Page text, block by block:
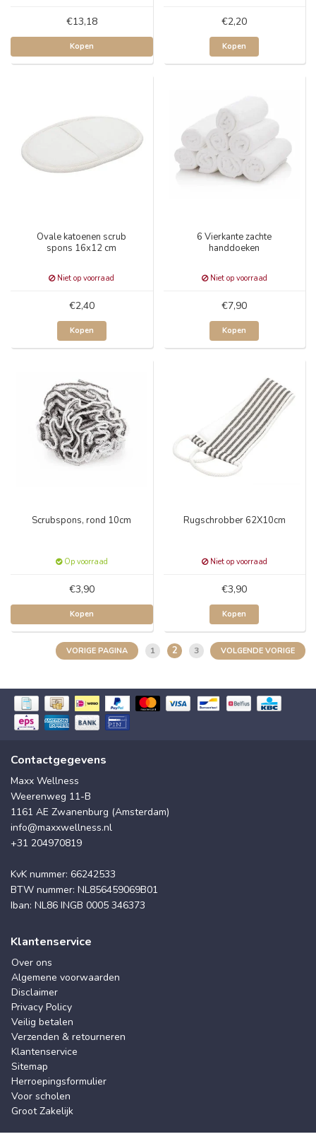
€13,18
Kopen
€2,20
Kopen
Ovale katoenen scrub
spons 16x12 cm
Niet op voorraad
€2,40
Kopen
6 Vierkante zachte
handdoeken
Niet op voorraad
€7,90
Kopen
Scrubspons, rond 10cm
Op voorraad
€3,90
Kopen
Rugschrobber 62X10cm
Niet op voorraad
€3,90
Kopen
VORIGE PAGINA 1 2 3 VOLGENDE VORIGE
Contactgegevens
Maxx Wellness
Weerenweg 11-B
1161 AE Zwanenburg (Amsterdam)
info@maxxwellness.nl
+31 204970819
KvK nummer: 66242533
BTW nummer: NL856459069B01
Iban: NL86 INGB 0005 346373
Klantenservice
Over ons
Algemene voorwaarden
Disclaimer
Privacy Policy
Veilig betalen
Verzenden & retourneren
Klantenservice
Sitemap
Herroepingsformulier
Voor scholen
Groot Zakelijk